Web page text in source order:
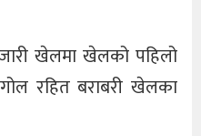
खेलमा खेलको पहिलो
रहित बराबरी खेलका